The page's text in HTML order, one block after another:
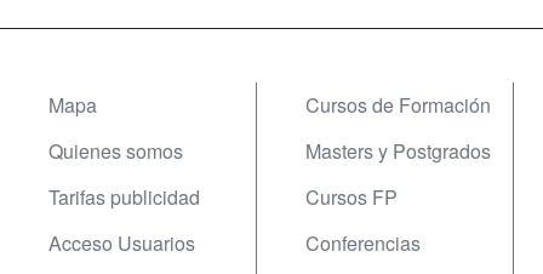
Mapa
Quienes somos
Tarifas publicidad
Acceso Usuarios
Cursos de Formación
Masters y Postgrados
Cursos FP
Conferencias